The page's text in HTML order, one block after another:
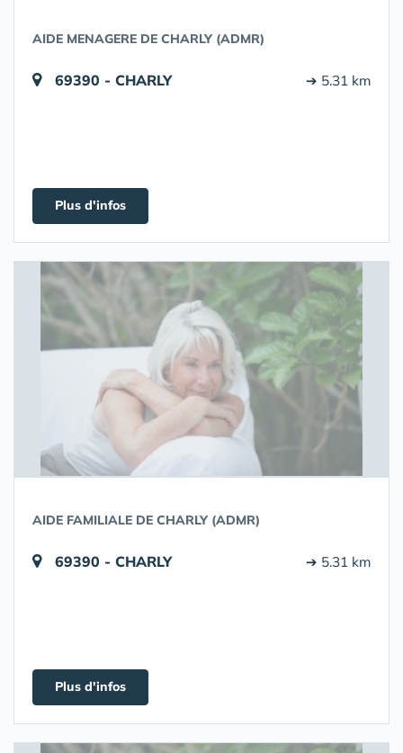
AIDE MENAGERE DE CHARLY (ADMR)
69390 - CHARLY ➔ 5.31 km
Plus d'infos
AIDE FAMILIALE DE CHARLY (ADMR)
69390 - CHARLY ➔ 5.31 km
Plus d'infos